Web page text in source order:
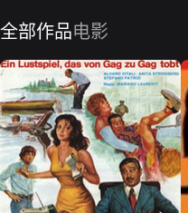
全部作品电影